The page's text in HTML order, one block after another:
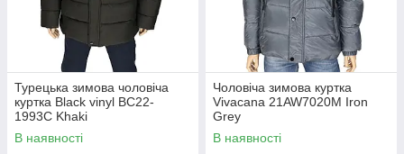
Турецька зимова чоловіча
куртка Black vinyl BC22-
1993C Khaki
В наявності
Чоловіча зимова куртка
Vivacana 21AW7020M Iron
Grey
В наявності